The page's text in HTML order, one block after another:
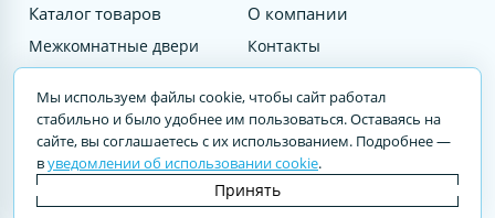
Каталог товаров
Межкомнатные двери
Входные двери
Услуги
О компании
Контакты
© 2023 DVERI-PK.RU Авторские права защищены. Полное или частичное
воспроизведение материалов cайта без письменного разрешения —
запрещено.
Мы используем файлы cookie, чтобы сайт работал
стабильно и было удобнее им пользоваться. Оставаясь на
сайте, вы соглашаетесь с их использованием. Подробнее —
вуведомлении об использовании cookie.
Принять